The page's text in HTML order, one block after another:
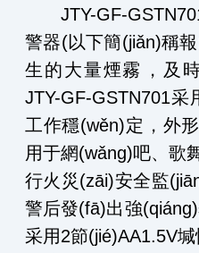
JTY-GF-GSTN701
警器(以下簡(jiǎn)稱
生的大量煙霧
JTY-GF-GSTN701
工作穩(wěn)定，外
用于網(wǎng)吧、歌
行火災(zāi)安全監(jiān)
警后發(fā)出強
采用2節(jié)AA1.5V堿性